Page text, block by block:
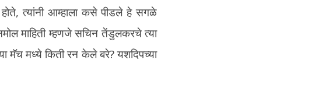
त्यांनी आम्हाला कसे पीडले हे सगळे
माहिती म्हणजे सचिन तेंडुलकरचे त्या
मॅच मध्ये किती रन केले बरे? यशदिपच्या